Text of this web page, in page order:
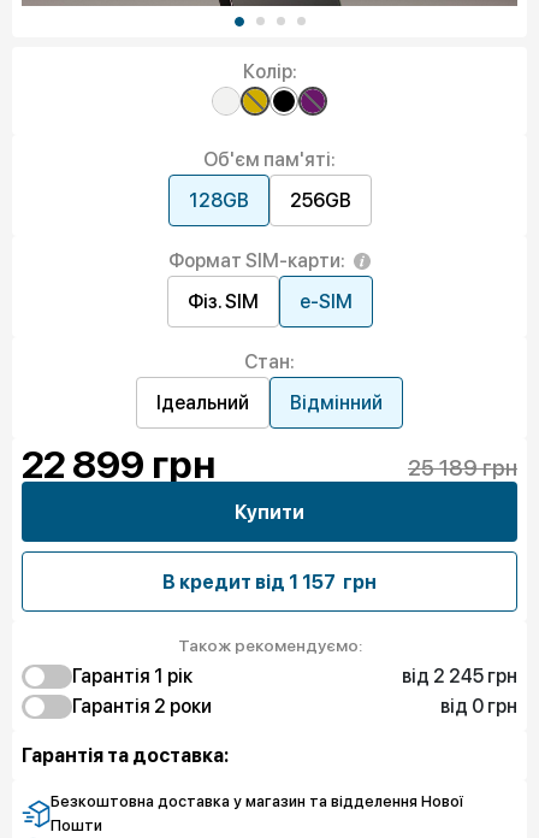
Колір:
Об'єм пам'яті:
128GB
256GB
Формат SIM-карти:
Фіз. SIM
e-SIM
Стан:
Ідеальний
Відмінний
22 899 грн 25 189 грн
Купити
В кредит від 1 157 грн
Також рекомендуємо:
Гарантія 1 рiк
від 2 245 грн
Захист від браку
2 245 грн
Чистий спокій
Гарантія 2 роки
від 0 грн
Захист від браку
Захист екрану
6 511 грн
Чистий спокій
Гарантія та доставка:
Безкоштовна доставка у магазин та відделення Нової
Пошти